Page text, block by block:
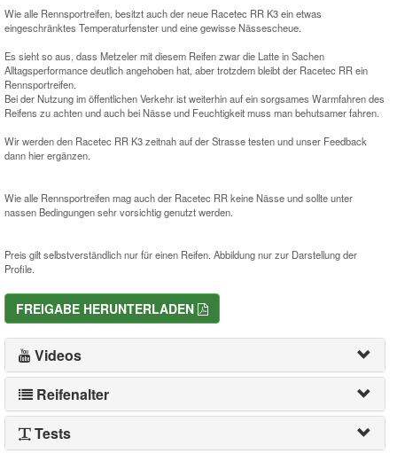
Wie alle Rennsportreifen, besitzt auch der neue Racetec RR K3 ein etwas
eingeschränktes Temperaturfenster und eine gewisse Nässescheue.
Es sieht so aus, dass Metzeler mit diesem Reifen zwar die Latte in Sachen
Alltagsperformance deutlich angehoben hat, aber trotzdem bleibt der Racetec RR ein
Rennsportreifen.
Bei der Nutzung im öffentlichen Verkehr ist weiterhin auf ein sorgsames Warmfahren des
Reifens zu achten und auch bei Nässe und Feuchtigkeit muss man behutsamer fahren.
Wir werden den Racetec RR K3 zeitnah auf der Strasse testen und unser Feedback
dann hier ergänzen.
Wie alle Rennsportreifen mag auch der Racetec RR keine Nässe und sollte unter
nassen Bedingungen sehr vorsichtig genutzt werden.
Preis gilt selbstverständlich nur für einen Reifen. Abbildung nur zur Darstellung der
Profile.
FREIGABE HERUNTERLADEN
Videos
Reifenalter
Tests